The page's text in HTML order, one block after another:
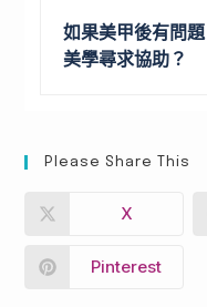
如果美甲後有問
美學尋求協助？
Please Share This
X
Pinterest